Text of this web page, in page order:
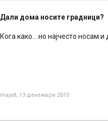
Дали дома носите градници?
Кога како... но најчесто
maja8, 13 декември 2010